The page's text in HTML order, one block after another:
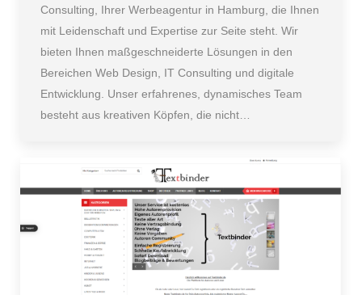
Consulting, Ihrer Werbeagentur in Hamburg, die Ihnen
mit Leidenschaft und Expertise zur Seite steht. Wir
bieten Ihnen maßgeschneiderte Lösungen in den
Bereichen Web Design, IT Consulting und digitale
Entwicklung. Unser erfahrenes, dynamisches Team
besteht aus kreativen Köpfen, die nicht…